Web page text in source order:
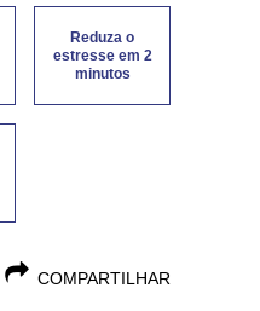
Reduza o
estresse em 2
minutos
COMPARTILHAR